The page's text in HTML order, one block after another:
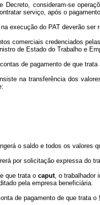
Decreto, consideram-se
serviço, após o
execução do PAT deverão
comerciais credenciados
de Estado do Trabalho e
de pagamento de que trata
na transferência dos
o saldo e todos os valores
por solicitação expressa do
que trata ocaput, o trabalhador
pela empresa beneficiária.
de pagamento de que trata